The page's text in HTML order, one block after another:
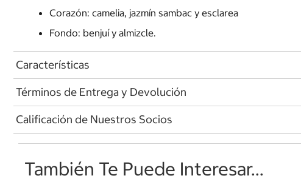
Corazón: camelia, jazmín sambac y esclarea
Fondo: benjuí y almizcle.
Características
Términos de Entrega y Devolución
Calificación de Nuestros Socios
También Te Puede Interesar...